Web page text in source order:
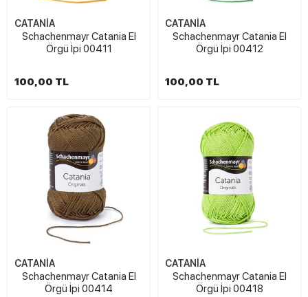
CATANİA
Schachenmayr Catania El
Örgü İpi 00411
100,00 TL
CATANİA
Schachenmayr Catania El
Örgü İpi 00412
100,00 TL
CATANİA
Schachenmayr Catania El
Örgü İpi 00414
CATANİA
Schachenmayr Catania El
Örgü İpi 00418